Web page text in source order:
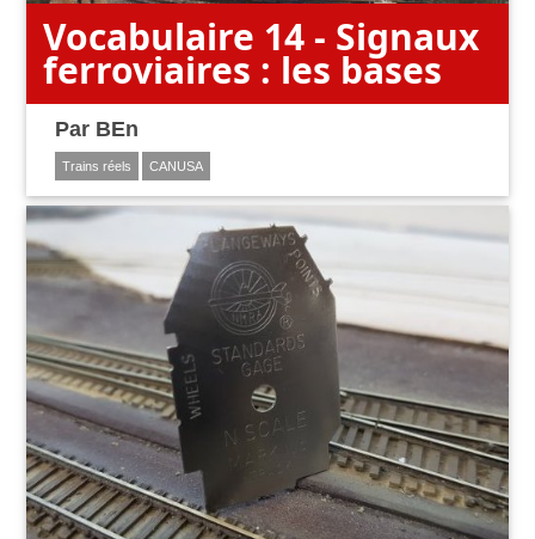
Vocabulaire 14 - Signaux
ferroviaires : les bases
Par BEn
Trains réels CANUSA